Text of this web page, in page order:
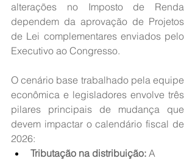
alterações no Imposto de Renda
dependem da aprovação de Projetos
de Lei complementares enviados pelo
Executivo ao Congresso.
O cenário base trabalhado pela equipe
econômica e legisladores envolve três
pilares principais de mudança que
devem impactar o calendário fiscal de
2026:
Tributação na distribuição: A